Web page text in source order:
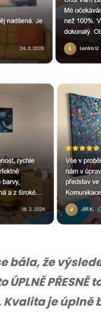
bála, že
ÚPLNĚ PŘESNĚ
je úplně